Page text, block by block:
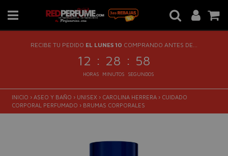
RECIBE TU PEDIDO EL LUNES 10 COMPRANDO ANTES DE...
12 : 28 : 58
HORAS MINUTOS SEGUNDOS
INICIO › ASEO Y BAÑO › UNISEX › CAROLINA HERRERA › CUIDADO
CORPORAL PERFUMADO › BRUMAS CORPORALES